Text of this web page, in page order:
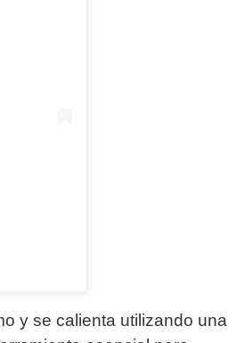
y se calienta utilizando una